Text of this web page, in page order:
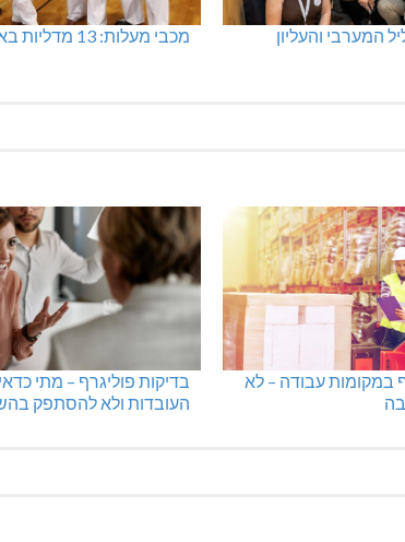
המערבי והעליון מכבי מעלות: 13 מדליות באליפות ישראל